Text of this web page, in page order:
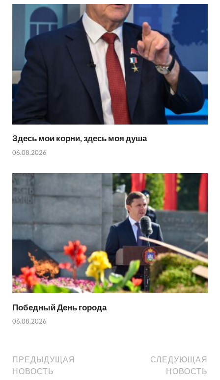
Здесь мои корни, здесь моя душа
06.08.2026
Победный День города
06.08.2026
ПРЕДЫДУЩАЯ
НОВОСТЬ
СЛЕДУЮЩАЯ
НОВОСТЬ